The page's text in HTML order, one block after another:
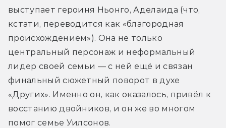
выступает героиня Ньонго, Аделаида (что,
кстати, переводится как «благородная
происхождением»). Она не только
центральный персонаж и неформальный
лидер своей семьи — с ней ещё и связан
финальный сюжетный поворот в духе
«Других». Именно он, как оказалось, привёл к
восстанию двойников, и он же во многом
помог семье Уилсонов.